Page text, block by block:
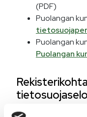
(PDF)
Puolangan
Puolangan
Puolangan